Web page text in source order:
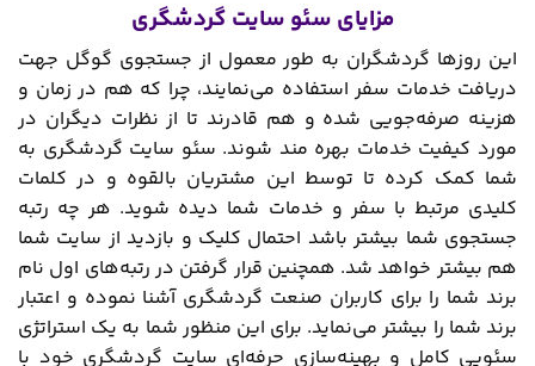
مزایای سئو سایت گردشگری
این روزها گردشگران به طور معمول از جستجوی گوگل جهت
دریافت خدمات سفر استفاده می‌نمایند، چرا که هم در زمان و
هزینه صرفه‌جویی شده و هم قادرند تا از نظرات دیگران در
مورد کیفیت خدمات بهره مند شوند. سئو سایت گردشگری به
شما کمک کرده تا توسط این مشتریان بالقوه و در کلمات
کلیدی مرتبط با سفر و خدمات شما دیده شوید. هر چه رتبه
جستجوی شما بیشتر باشد احتمال کلیک و بازدید از سایت شما
هم بیشتر خواهد شد. همچنین قرار گرفتن در رتبه‌های اول نام
برند شما را برای کاربران صنعت گردشگری آشنا نموده و اعتبار
برند شما را بیشتر می‌نماید. برای این منظور شما به یک استراتژی
سئویی کامل و بهینه‌سازی حرفه‌ای سایت گردشگری خود با